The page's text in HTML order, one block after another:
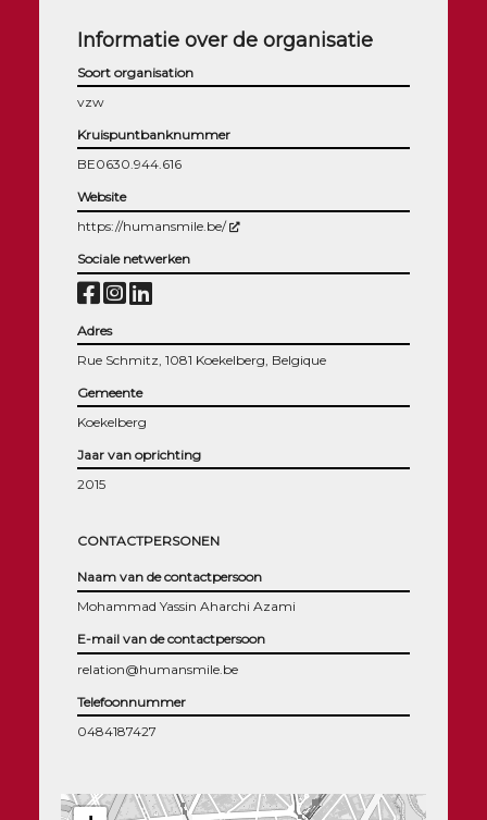
Informatie over de organisatie
Soort organisation
vzw
Kruispuntbanknummer
BE0630.944.616
Website
https://humansmile.be/ (Nouvelle fenêtre)
Sociale netwerken
Adres
Rue Schmitz, 1081 Koekelberg, Belgique
Gemeente
Koekelberg
Jaar van oprichting
2015
CONTACTPERSONEN
Naam van de contactpersoon
Mohammad Yassin Aharchi Azami
E-mail van de contactpersoon
relation@humansmile.be
Telefoonnummer
0484187427